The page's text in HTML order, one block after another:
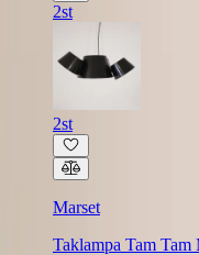
2st
2st
Marset
Taklampa Tam Tam